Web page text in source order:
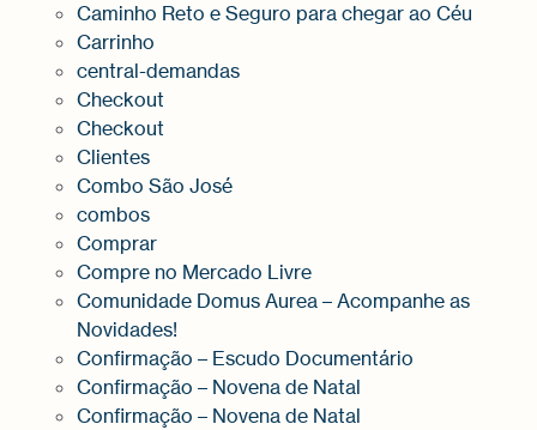
Caminho Reto e Seguro para chegar ao Céu
Carrinho
central-demandas
Checkout
Checkout
Clientes
Combo São José
combos
Comprar
Compre no Mercado Livre
Comunidade Domus Aurea – Acompanhe as
Novidades!
Confirmação – Escudo Documentário
Confirmação – Novena de Natal
Confirmação – Novena de Natal